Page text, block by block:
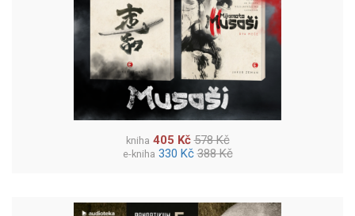
kniha 405 Kč 578 Kč
e-kniha 330 Kč 388 Kč